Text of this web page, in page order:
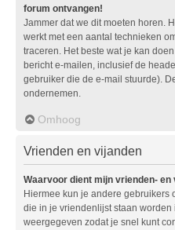
forum ontvangen!
Jammer dat we dit moeten horen.
werkt met een aantal technieken
traceren. Het beste wat je kan
bericht e-mailen, inclusief de
gebruiker die de e-mail stuurde).
ondernemen.
Omhoog
Vrienden en vijanden
Waarvoor dient mijn vrienden- en
Hiermee kun je andere gebruikers
die in je vriendenlijst staan worden
weergegeven zodat je snel kunt